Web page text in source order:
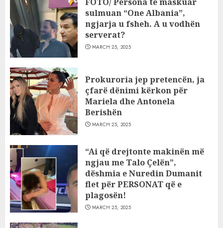
sulmuan “One Albania”,
ngjarja u fsheh. A u vodhën
serverat?
MARCH 25, 2025
Prokuroria jep pretencën, ja
çfarë dënimi kërkon për
Mariela dhe Antonela
Berishën
MARCH 25, 2025
“Ai që drejtonte makinën më
ngjau me Talo Çelën”,
dëshmia e Nuredin Dumanit
flet për PERSONAT që e
plagosën!
MARCH 25, 2025